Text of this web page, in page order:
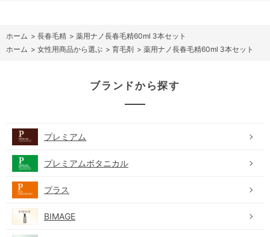
ホーム > 長春毛精 > 薬用ナノ長春毛精60ml 3本セット
ホーム > 女性用商品から選ぶ > 育毛剤 > 薬用ナノ長春毛精60ml 3本セット
ブランドから探す
プレミアム
プレミアムボタニカル
プラス
BIMAGE